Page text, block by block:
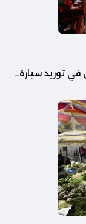
توريد سيارة...